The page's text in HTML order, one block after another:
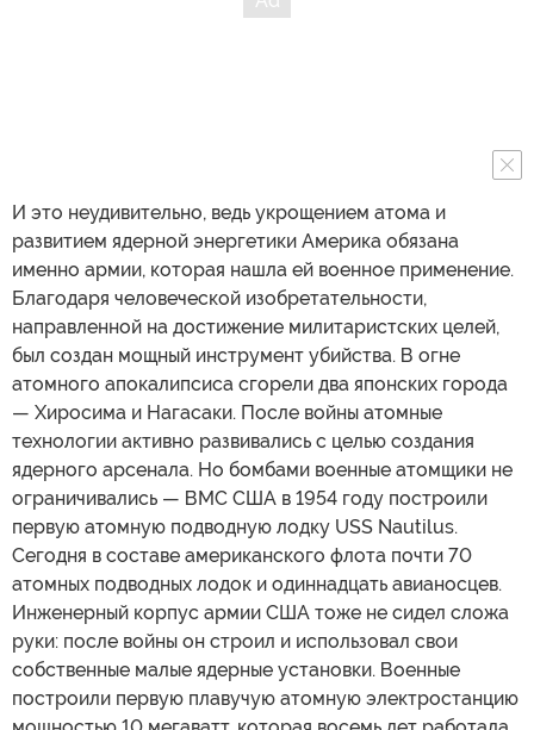
И это неудивительно, ведь укрощением атома и
развитием ядерной энергетики Америка обязана
именно армии, которая нашла ей военное применение.
Благодаря человеческой изобретательности,
направленной на достижение милитаристских целей,
был создан мощный инструмент убийства. В огне
атомного апокалипсиса сгорели два японских города
— Хиросима и Нагасаки. После войны атомные
технологии активно развивались с целью создания
ядерного арсенала. Но бомбами военные атомщики не
ограничивались — ВМС США в 1954 году построили
первую атомную подводную лодку USS Nautilus.
Сегодня в составе американского флота почти 70
атомных подводных лодок и одиннадцать авианосцев.
Инженерный корпус армии США тоже не сидел сложа
руки: после войны он строил и использовал свои
собственные малые ядерные установки. Военные
построили первую плавучую атомную электростанцию